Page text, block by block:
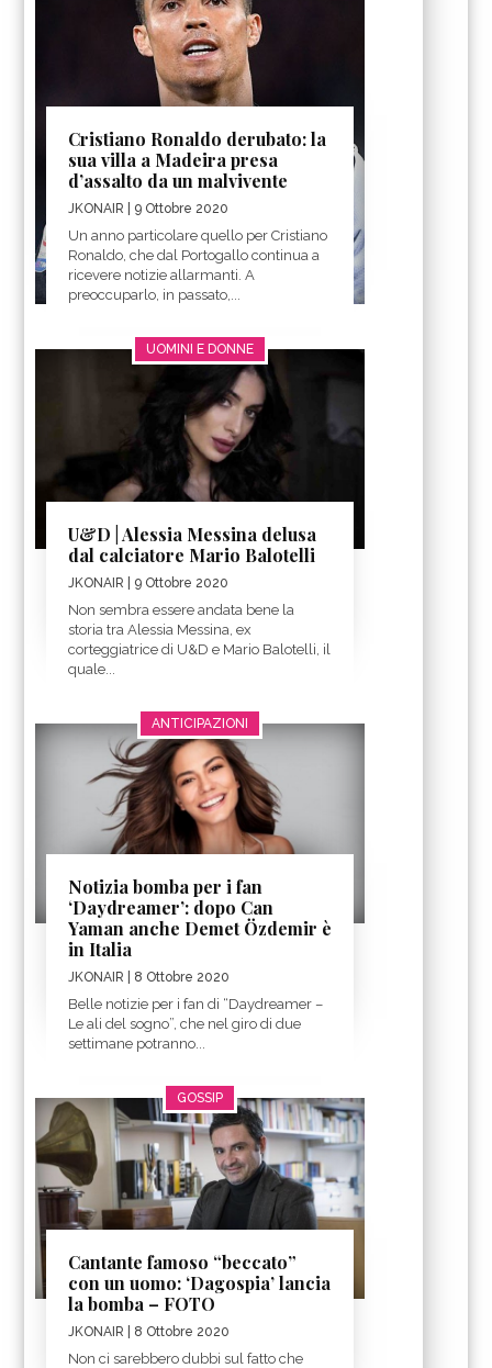
Cristiano Ronaldo derubato: la
sua villa a Madeira presa
d’assalto da un malvivente
JKONAIR | 9 Ottobre 2020
Un anno particolare quello per Cristiano
Ronaldo, che dal Portogallo continua a
ricevere notizie allarmanti. A
preoccuparlo, in passato,...
UOMINI E DONNE
U&D | Alessia Messina delusa
dal calciatore Mario Balotelli
JKONAIR | 9 Ottobre 2020
Non sembra essere andata bene la
storia tra Alessia Messina, ex
corteggiatrice di U&D e Mario Balotelli, il
quale...
ANTICIPAZIONI
Notizia bomba per i fan
‘Daydreamer’: dopo Can
Yaman anche Demet Özdemir è
in Italia
JKONAIR | 8 Ottobre 2020
Belle notizie per i fan di “Daydreamer –
Le ali del sogno”, che nel giro di due
settimane potranno...
GOSSIP
Cantante famoso “beccato”
con un uomo: ‘Dagospia’ lancia
la bomba – FOTO
JKONAIR | 8 Ottobre 2020
Non ci sarebbero dubbi sul fatto che